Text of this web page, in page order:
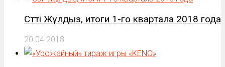
Сәтті Жұлдыз, итоги 1-го квартала 2018 года
20.04.2018